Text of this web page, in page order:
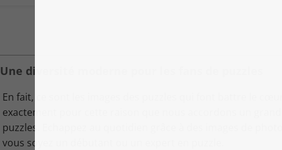
Une diversité moderne pour les fans de puzzles
En fait, ce sont les images des puzzles qui font battre le cœur
exactement pour cette raison que nous accordons un
puzzles. Echappez au quotidien grâce à des images de
vous soyez un débutant ou un expert en puzzle.